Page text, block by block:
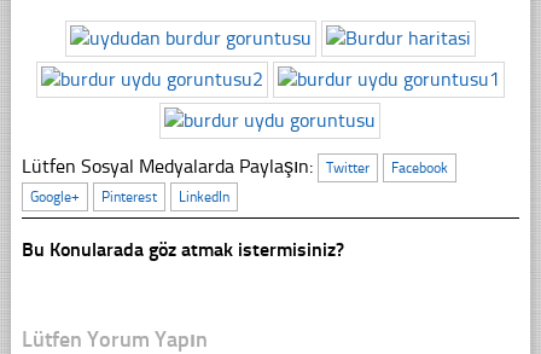
Lütfen Sosyal Medyalarda Paylaşın: Twitter
Facebook
Google+
Pinterest LinkedIn
Bu Konularada göz atmak istermisiniz?
Lütfen Yorum Yapın